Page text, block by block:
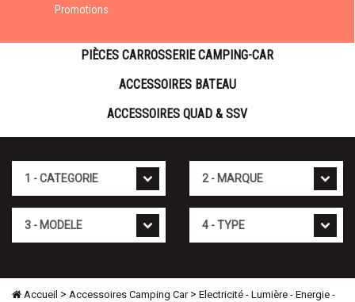
Promotions
PIÈCES CARROSSERIE CAMPING-CAR
ACCESSOIRES BATEAU
ACCESSOIRES QUAD & SSV
Accueil > Accessoires Camping Car> Electricité - Lumière - Energie -